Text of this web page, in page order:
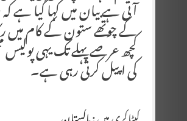
آتی ہے بیان میں کہا گیا ہے
کے چوتھے ستون کے کام میں
کچھ عرصے پہلے تک یہی پولیس
کی اپیل کرتی رہی ہے۔